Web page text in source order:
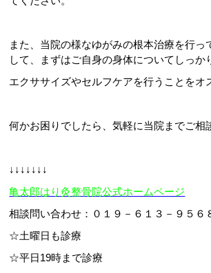
また、当院の様なゆがみの根本治療を行っ
して、まずはご自身の身体についてしっか
エクササイズやセルフケアを行うことをオ
何かお困りでしたら、気軽に当院までご相
↓↓↓↓↓↓↓
亀太郎はり灸整骨院公式ホームページ
相談問い合わせ：０１９－６１３－９５６
☆土曜日も診療
☆平日19時まで診療